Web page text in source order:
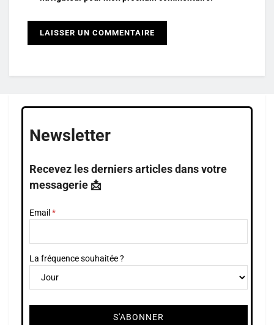
Newsletter
Recevez les derniers articles dans votre
messagerie 📩
Email
La fréquence souhaitée ?